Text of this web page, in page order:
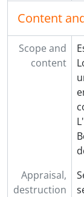
Content
Scope and
content
Appraisal,
destruction